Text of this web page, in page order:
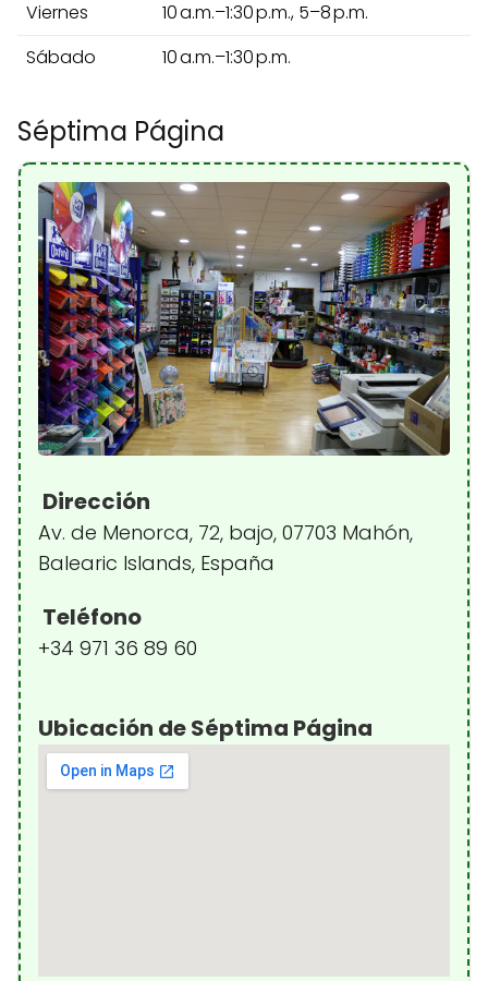
Viernes
10 a.m.–1:30 p.m., 5–8 p.m.
Sábado
10 a.m.–1:30 p.m.
Séptima Página
Dirección
Av. de Menorca, 72, bajo, 07703 Mahón,
Balearic Islands, España
Teléfono
+34 971 36 89 60
Ubicación de Séptima Página